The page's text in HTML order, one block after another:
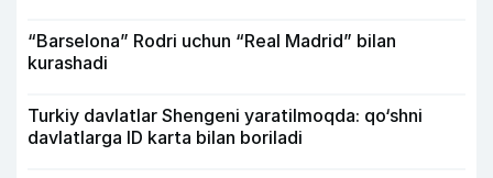
“Barselona” Rodri uchun “Real Madrid” bilan
kurashadi
Turkiy davlatlar Shengeni yaratilmoqda: qo‘shni
davlatlarga ID karta bilan boriladi